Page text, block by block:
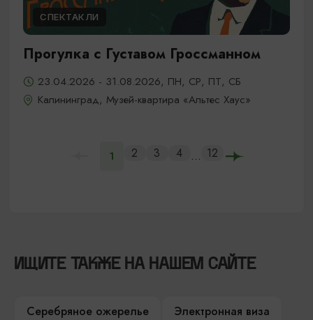
СПЕКТАКЛИ
Прогулка с Густавом Гроссманном
23.04.2026 - 31.08.2026, ПН, СР, ПТ, СБ
Калининград, Музей-квартира «Альтес Хаус»
1 2 3 4 ... 12
ИЩИТЕ ТАКЖЕ НА НАШЕМ САЙТЕ
Серебряное ожерелье
Электронная виза